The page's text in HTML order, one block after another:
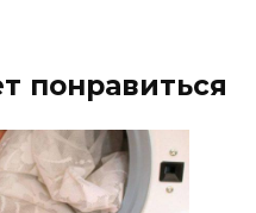
понравиться